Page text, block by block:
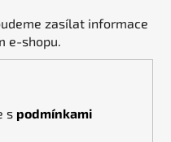
zasílat informace
e-shopu.
s podmínkami